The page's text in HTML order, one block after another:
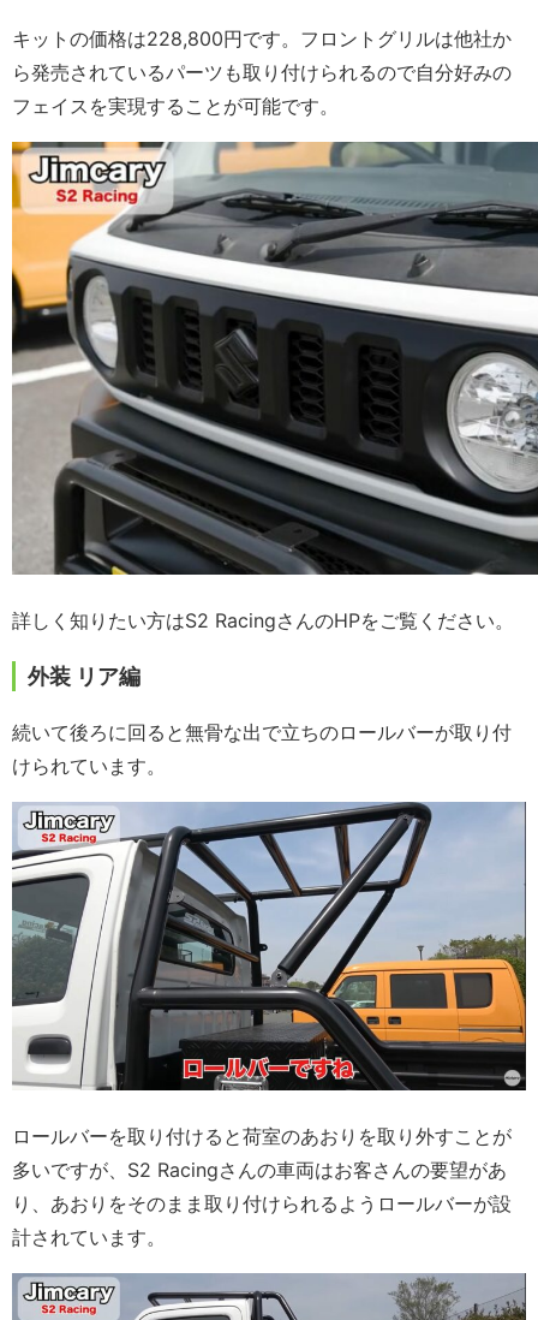
キットの価格は228,800円です。フロントグリルは他社か
ら発売されているパーツも取り付けられるので自分好みの
フェイスを実現することが可能です。
詳しく知りたい方はS2 RacingさんのHPをご覧ください。
外装 リア編
続いて後ろに回ると無骨な出で立ちのロールバーが取り付
けられています。
ロールバーを取り付けると荷室のあおりを取り外すことが
多いですが、S2 Racingさんの車両はお客さんの要望があ
り、あおりをそのまま取り付けられるようロールバーが設
計されています。